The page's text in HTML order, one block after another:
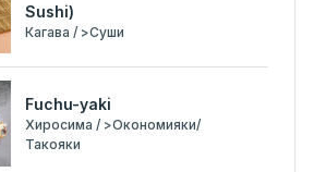
Sushi)
Кагава / >Суши
Fuchu-yaki
Хиросима / >Окономияки/
Такояки